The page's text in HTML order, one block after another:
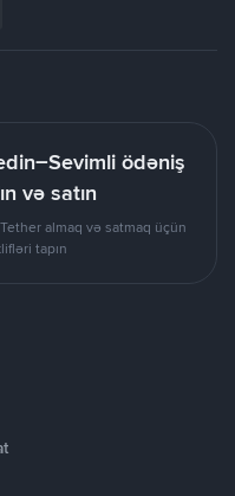
ödəniş
və satın
almaq və satmaq üçün
tapın